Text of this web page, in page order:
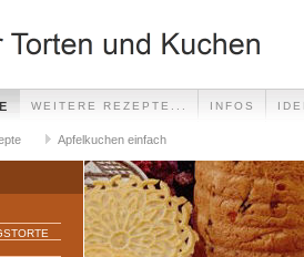
WEITERE REZEPTE... INFOS
Apfelkuchen einfach